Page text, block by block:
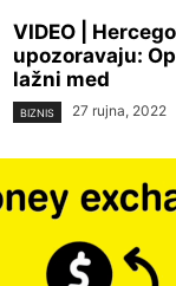
VIDEO |
upozoravaju:
lažni med
BIZNIS 27 rujna, 2022